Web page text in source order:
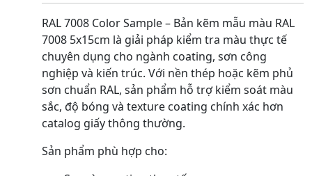
RAL 7008 Color Sample – Bản kẽm mẫu màu RAL
7008 5x15cm là giải pháp kiểm tra màu thực tế
chuyên dụng cho ngành coating, sơn công
nghiệp và kiến trúc. Với nền thép hoặc kẽm phủ
sơn chuẩn RAL, sản phẩm hỗ trợ kiểm soát màu
sắc, độ bóng và texture coating chính xác hơn
catalog giấy thông thường.
Sản phẩm phù hợp cho: